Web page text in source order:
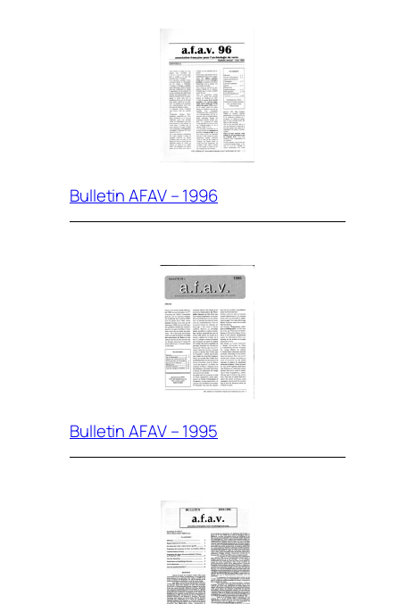
Bulletin AFAV – 1996
Bulletin AFAV – 1995